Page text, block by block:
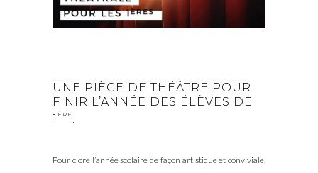
UNE PIÈCE DE THÉÂTRE POUR
FINIR L’ANNÉE DES ÉLÈVES DE
1 ÈRE .
Pour clore l’année scolaire de façon artistique et conviviale,